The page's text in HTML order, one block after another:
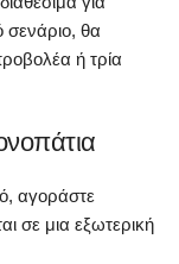
σενάριο, θα
ή τρία
αγοράστε
σε μια εξωτερική